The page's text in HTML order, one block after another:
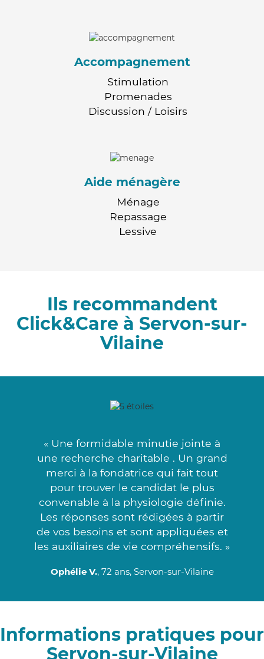
Accompagnement
Stimulation
Promenades
Discussion / Loisirs
Aide ménagère
Ménage
Repassage
Lessive
Ils recommandent
Click&Care à Servon-sur-
Vilaine
« Une formidable minutie jointe à
une recherche charitable . Un grand
merci à la fondatrice qui fait tout
pour trouver le candidat le plus
convenable à la physiologie définie.
Les réponses sont rédigées à partir
de vos besoins et sont appliquées et
les auxiliaires de vie compréhensifs. »
Ophélie V., 72 ans, Servon-sur-Vilaine
Informations pratiques pour
Servon-sur-Vilaine